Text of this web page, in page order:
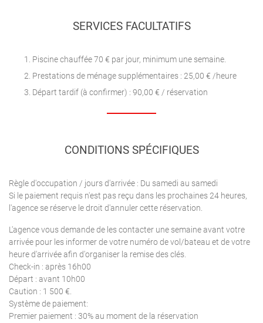
SERVICES FACULTATIFS
Piscine chauffée 70 € par jour, minimum une semaine.
Prestations de ménage supplémentaires : 25,00 € /heure
Départ tardif (à confirmer) : 90,00 € / réservation
CONDITIONS SPÉCIFIQUES
Règle d'occupation / jours d'arrivée : Du samedi au samedi
Si le paiement requis n'est pas reçu dans les prochaines 24 heures,
l'agence se réserve le droit d'annuler cette réservation.
L'agence vous demande de les contacter une semaine avant votre
arrivée pour les informer de votre numéro de vol/bateau et de votre
heure d'arrivée afin d'organiser la remise des clés.
Check-in : après 16h00
Départ : avant 10h00
Caution : 1 500 €.
Système de paiement:
Premier paiement : 30% au moment de la réservation